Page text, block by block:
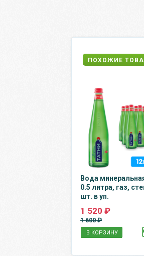
ПОХОЖИЕ
Вода
0.5 литра, газ,
шт. в уп.
1 520 ₽
1 600 ₽
В КОРЗИНУ